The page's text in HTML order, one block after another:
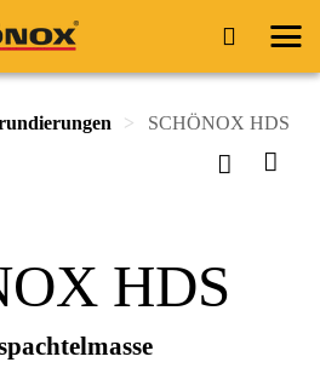
SCHÖNOX HDS
HDS